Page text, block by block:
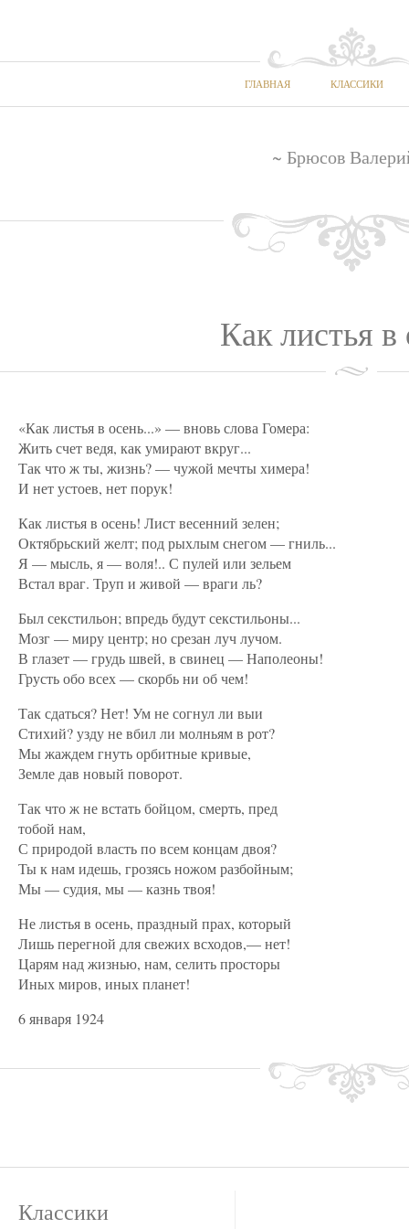
ГЛАВНАЯ КЛАССИКИ
~ Брюсов
Как листья в
«Как листья в осень...» — вновь слова Гомера:
Жить счет ведя, как умирают вкруг...
Так что ж ты, жизнь? — чужой мечты химера!
И нет устоев, нет порук!
Как листья в осень! Лист весенний зелен;
Октябрьский желт; под рыхлым снегом — гниль...
Я — мысль, я — воля!.. С пулей или зельем
Встал враг. Труп и живой — враги ль?
Был секстильон; впредь будут секстильоны...
Мозг — миру центр; но срезан луч лучом.
В глазет — грудь швей, в свинец — Наполеоны!
Грусть обо всех — скорбь ни об чем!
Так сдаться? Нет! Ум не согнул ли выи
Стихий? узду не вбил ли молньям в рот?
Мы жаждем гнуть орбитные кривые,
Земле дав новый поворот.
Так что ж не встать бойцом, смерть, пред
тобой нам,
С природой власть по всем концам двоя?
Ты к нам идешь, грозясь ножом разбойным;
Мы — судия, мы — казнь твоя!
Не листья в осень, праздный прах, который
Лишь перегной для свежих всходов,— нет!
Царям над жизнью, нам, селить просторы
Иных миров, иных планет!
6 января 1924
Классики